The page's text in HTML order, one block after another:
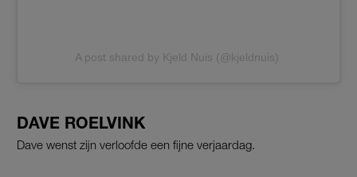
A post shared by Kjeld Nuis (@kjeldnuis)
DAVE ROELVINK
Dave wenst zijn verloofde een fijne verjaardag.